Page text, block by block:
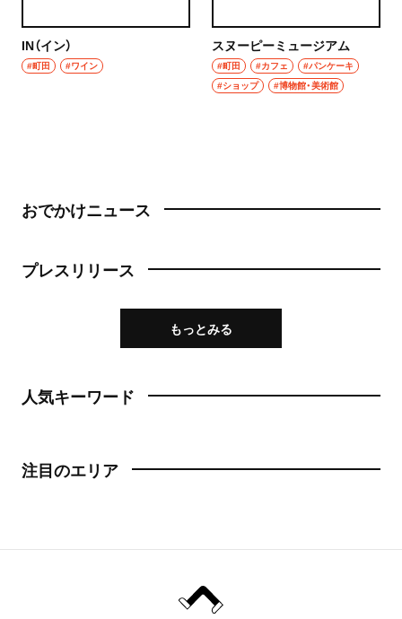
IN（イン）
#町田 #ワイン
スヌーピーミュージアム
#町田 #カフェ
#パンケーキ
#ショップ
#博物館・美術館
おでかけニュース
プレスリリース
もっとみる
人気キーワード
注目のエリア